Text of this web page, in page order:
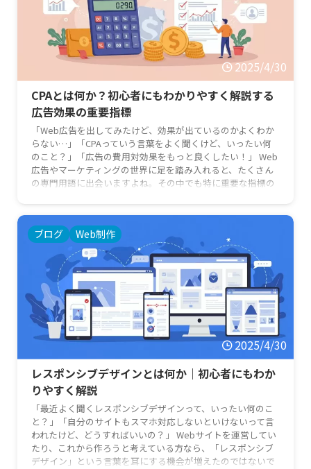
2025/4/30
CPAとは何か？初心者にもわかりやすく解説する
広告効果の重要指標
「Web広告を出してみたけど、効果が出ているのかよくわか
らない…」「CPAっていう言葉をよく聞くけど、いったい何
のこと？」「広告の費用対効果をもっと良くしたい！」 Web
広告やマーケティングの世界に足を踏み入れると、たくさん
の専門用語に出会いますよね。その中でも特に重要な指標の
で、広告やマーケティングに詳しくない初心者の方にもわか
ブログ Web制作
2025/4/30
レスポンシブデザインとは何か｜初心者にもわか
りやすく解説
「最近よく聞くレスポンシブデザインって、いったい何のこ
と？」「自分のサイトもスマホ対応しないといけないって言
われたけど、どうすればいいの？」 Webサイトを運営してい
たり、これから作ろうと考えている方なら、「レスポンシブ
デザイン」という言葉を耳にする機会が増えたのではないで